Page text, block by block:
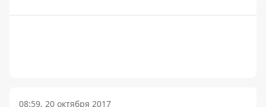
08:59, 20 октября 2017